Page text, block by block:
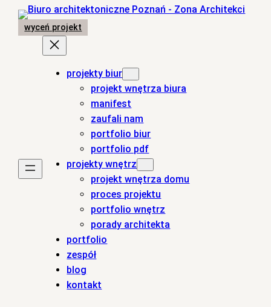
Przejdź
wyceń projekt
projekty biur
projekt wnętrza biura
manifest
zaufali nam
portfolio biur
portfolio pdf
projekty wnętrz
projekt wnętrza domu
proces projektu
portfolio wnętrz
porady architekta
portfolio
zespół
blog
kontakt